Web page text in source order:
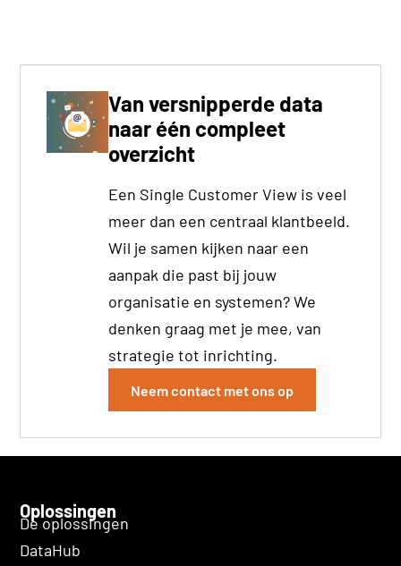
Van versnipperde data
naar één compleet
overzicht
Een Single Customer View is veel
meer dan een centraal klantbeeld.
Wil je samen kijken naar een
aanpak die past bij jouw
organisatie en systemen? We
denken graag met je mee, van
strategie tot inrichting.
Neem contact met ons op
Oplossingen
De oplossingen
DataHub